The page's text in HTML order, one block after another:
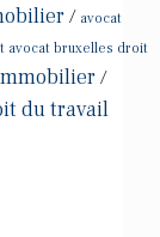
/ avocat
avocat bruxelles droit
/
du travail